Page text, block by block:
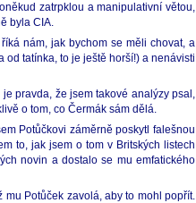
zatrpklou a manipulativní větou,
byla CIA.
nám, jak bychom se měli chovat, a
tatínka, to je ještě horší!) a nenávisti
pravda, že jsem takové analýzy psal,
o tom, co Čermák sám dělá.
Potůčkovi záměrně poskytl falešnou
to, jak jsem o tom v Britských listech
novin a dostalo se mu emfatického
Potůček zavolá, aby to mohl popřít.